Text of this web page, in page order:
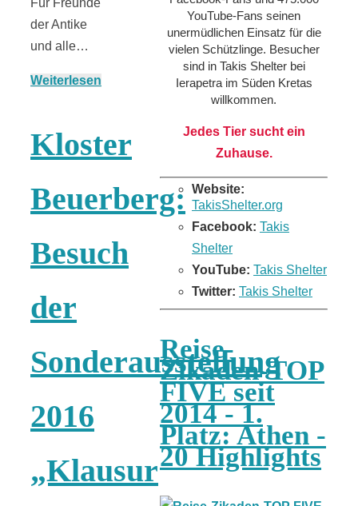
Für Freunde
der Antike
und alle…
Weiterlesen
Kloster
Beuerberg:
Besuch
der
Sonderausstellung
2016
„Klausur
YouTube-Fans seinen
unermüdlichen Einsatz für die
vielen Schützlinge. Besucher
sind in Takis Shelter bei
Ierapetra im Süden Kretas
willkommen.
Jedes Tier sucht ein
Zuhause.
Website:
TakisShelter.org
Facebook: Takis
Shelter
YouTube: Takis Shelter
Twitter: Takis Shelter
Reise-
Zikaden-TOP
FIVE seit
2014 - 1.
Platz: Athen -
20 Highlights